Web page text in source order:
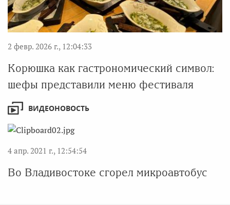
2 февр. 2026 г., 12:04:33
Корюшка как гастрономический символ:
шефы представили меню фестиваля
ВИДЕОНОВОСТЬ
4 апр. 2021 г., 12:54:54
Во Владивостоке сгорел микроавтобус